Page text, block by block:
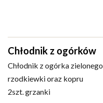
Chłodnik z ogórków
Chłodnik z ogórka
rzodkiewki oraz kopru
2szt. grzanki